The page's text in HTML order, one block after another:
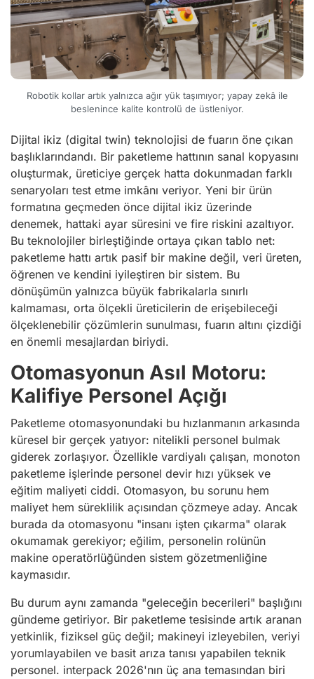
Robotik kollar artık yalnızca ağır yük taşımıyor; yapay zekâ ile
beslenince kalite kontrolü de üstleniyor.
Dijital ikiz (digital twin) teknolojisi de fuarın öne çıkan
başlıklarındandı. Bir paketleme hattının sanal kopyasını
oluşturmak, üreticiye gerçek hatta dokunmadan farklı
senaryoları test etme imkânı veriyor. Yeni bir ürün
formatına geçmeden önce dijital ikiz üzerinde
denemek, hattaki ayar süresini ve fire riskini azaltıyor.
Bu teknolojiler birleştiğinde ortaya çıkan tablo net:
paketleme hattı artık pasif bir makine değil, veri üreten,
öğrenen ve kendini iyileştiren bir sistem. Bu
dönüşümün yalnızca büyük fabrikalarla sınırlı
kalmaması, orta ölçekli üreticilerin de erişebileceği
ölçeklenebilir çözümlerin sunulması, fuarın altını çizdiği
en önemli mesajlardan biriydi.
Otomasyonun Asıl Motoru:
Kalifiye Personel Açığı
Paketleme otomasyonundaki bu hızlanmanın arkasında
küresel bir gerçek yatıyor: nitelikli personel bulmak
giderek zorlaşıyor. Özellikle vardiyalı çalışan, monoton
paketleme işlerinde personel devir hızı yüksek ve
eğitim maliyeti ciddi. Otomasyon, bu sorunu hem
maliyet hem süreklilik açısından çözmeye aday. Ancak
burada da otomasyonu "insanı işten çıkarma" olarak
okumamak gerekiyor; eğilim, personelin rolünün
makine operatörlüğünden sistem gözetmenliğine
kaymasıdır.
Bu durum aynı zamanda "geleceğin becerileri" başlığını
gündeme getiriyor. Bir paketleme tesisinde artık aranan
yetkinlik, fiziksel güç değil; makineyi izleyebilen, veriyi
yorumlayabilen ve basit arıza tanısı yapabilen teknik
personel. interpack 2026'nın üç ana temasından biri